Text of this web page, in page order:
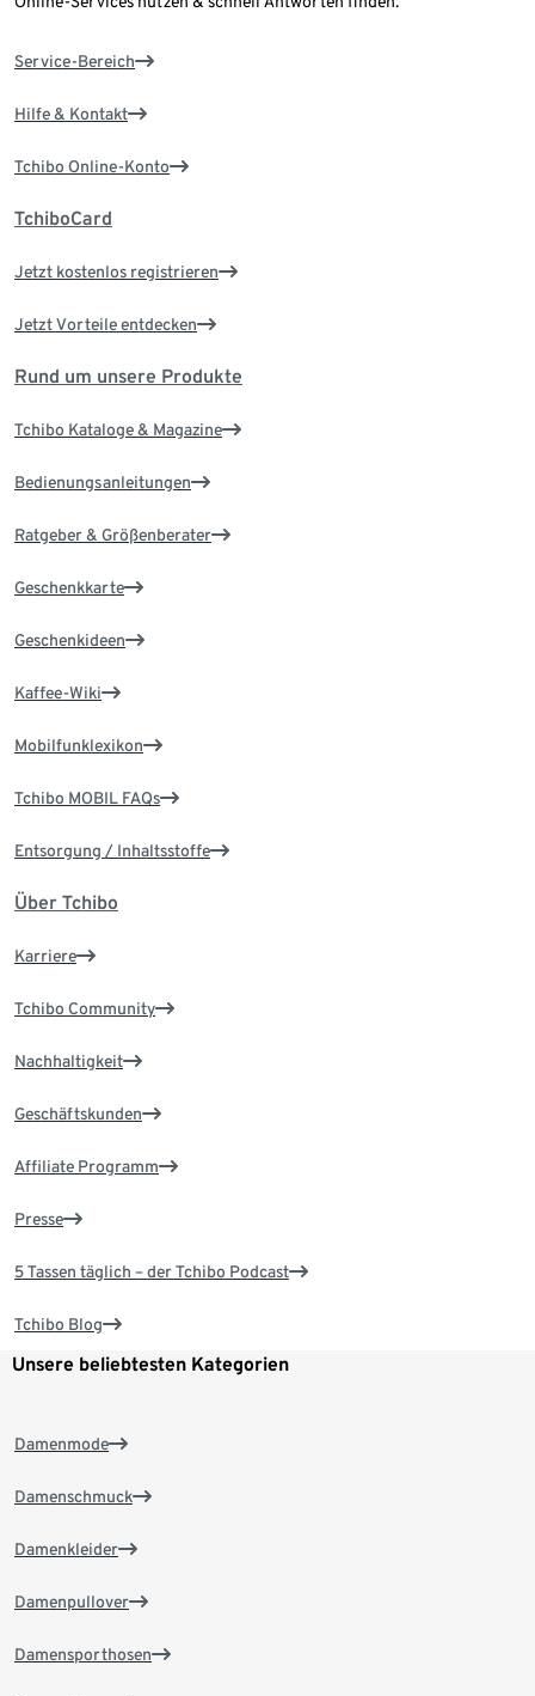
Service-Bereich
Hilfe & Kontakt
Tchibo Online-Konto
TchiboCard
Jetzt kostenlos registrieren
Jetzt Vorteile entdecken
Rund um unsere Produkte
Tchibo Kataloge & Magazine
Bedienungsanleitungen
Ratgeber & Größenberater
Geschenkkarte
Geschenkideen
Kaffee-Wiki
Mobilfunklexikon
Tchibo MOBIL FAQs
Entsorgung / Inhaltsstoffe
Über Tchibo
Karriere
Tchibo Community
Nachhaltigkeit
Geschäftskunden
Affiliate Programm
Presse
5 Tassen täglich – der Tchibo Podcast
Tchibo Blog
Unsere beliebtesten Kategorien
Damenmode
Damenschmuck
Damenkleider
Damenpullover
Damensporthosen